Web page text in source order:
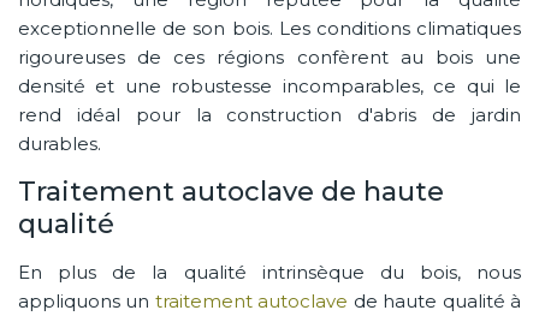
exceptionnelle de son bois. Les conditions climatiques
rigoureuses de ces régions confèrent au bois une
densité et une robustesse incomparables, ce qui le
rend idéal pour la construction d'abris de jardin
durables.
Traitement autoclave de haute
qualité
En plus de la qualité intrinsèque du bois, nous
appliquons un traitement autoclave de haute qualité à